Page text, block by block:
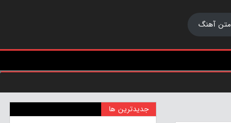
متن آهنگ
جدیدترین ها